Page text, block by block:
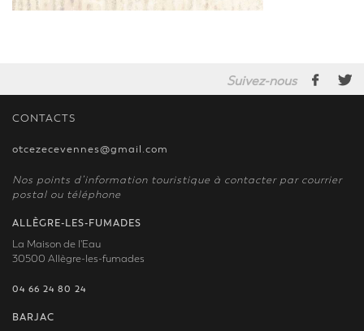
Suivez-nous
CONTACTS
otcezecevennes@gmail.com
Nos points d’information touristique à contacter par courrier
postal ou téléphone
ALLÈGRE-LES-FUMADES
La Maison de l'Eau
30500 Allègre-les-fumades
04 66 24 80 24
BARJAC